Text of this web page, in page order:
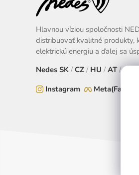
Hlavnou víziou spoločnosti
distribuovať kvalitné produkty,
elektrickú energiu a ďalej sa
Nedes SK / CZ / HU / AT /EU
Instagram